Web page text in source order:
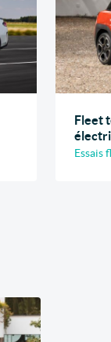
Fleet
Essais